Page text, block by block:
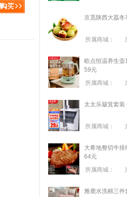
京觅陕西大荔
所属商城：
欧点恒温养生
59元
所属商城：
太太乐簸箕套
所属商城：
大希地整切牛
64元
所属商城：
雅鹿水洗棉三